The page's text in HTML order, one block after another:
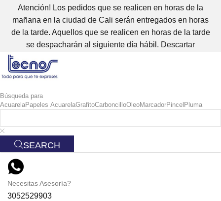
Atención! Los pedidos que se realicen en horas de la
mañana en la ciudad de Cali serán entregados en horas
de la tarde. Aquellos que se realicen en horas de la tarde
se despacharán al siguiente día hábil. Descartar
Búsqueda para
AcuarelaPapeles AcuarelaGrafitoCarboncilloOleoMarcadorPincel Pluma
SEARCH
Necesitas Asesoría?
3052529903